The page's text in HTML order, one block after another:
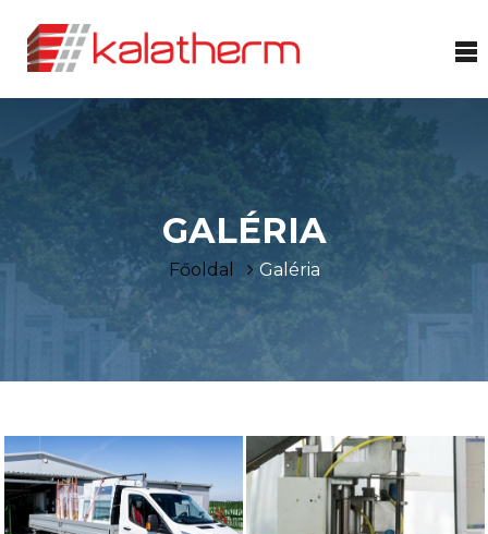
GALÉRIA
Főoldal Galéria